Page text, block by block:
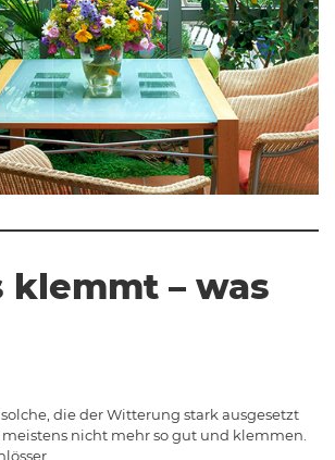
klemmt – was
die der Witterung stark ausgesetzt
nicht mehr so gut und klemmen.